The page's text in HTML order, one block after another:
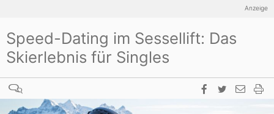
Speed-Dating im Sessellift: Das
Skierlebnis für Singles
Anzeige